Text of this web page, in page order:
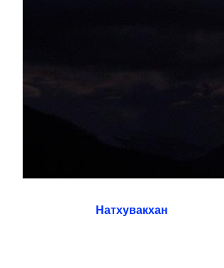
Натхувакхан